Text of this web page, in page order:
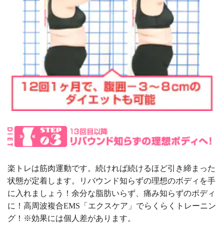
楽トレは筋肉運動です。続ければ続けるほど引き締まった
状態が定着します。リバウンド知らずの理想のボディを手
に入れましょう！余分な脂肪いらず、痛み知らずのボディ
に！高周波複合EMS「エクスケア」でらくらくトレーニン
グ！※効果には個人差があります。